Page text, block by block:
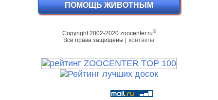
ПОМОЩЬ ЖИВОТНЫМ
Copyright 2002-2020 zoocenter.ru©
Все права защищены | контакты